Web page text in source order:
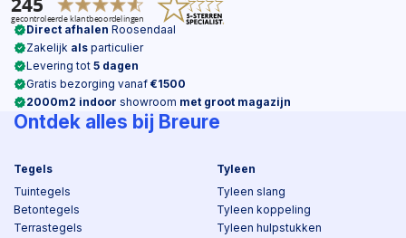
Direct afhalen Roosendaal
Zakelijk als particulier
Levering tot 5 dagen
Gratis bezorging vanaf €1500
2000m2 indoor showroom met groot magazijn
Ontdek alles bij Breure
Tegels
Tuintegels
Betontegels
Terrastegels
Tyleen
Tyleen slang
Tyleen koppeling
Tyleen hulpstukken